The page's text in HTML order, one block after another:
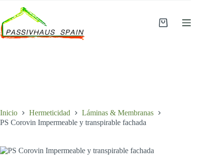
contenido
Carro
Inicio Hermeticidad
Láminas & Membranas
PS Corovin Impermeable y transpirable fachada